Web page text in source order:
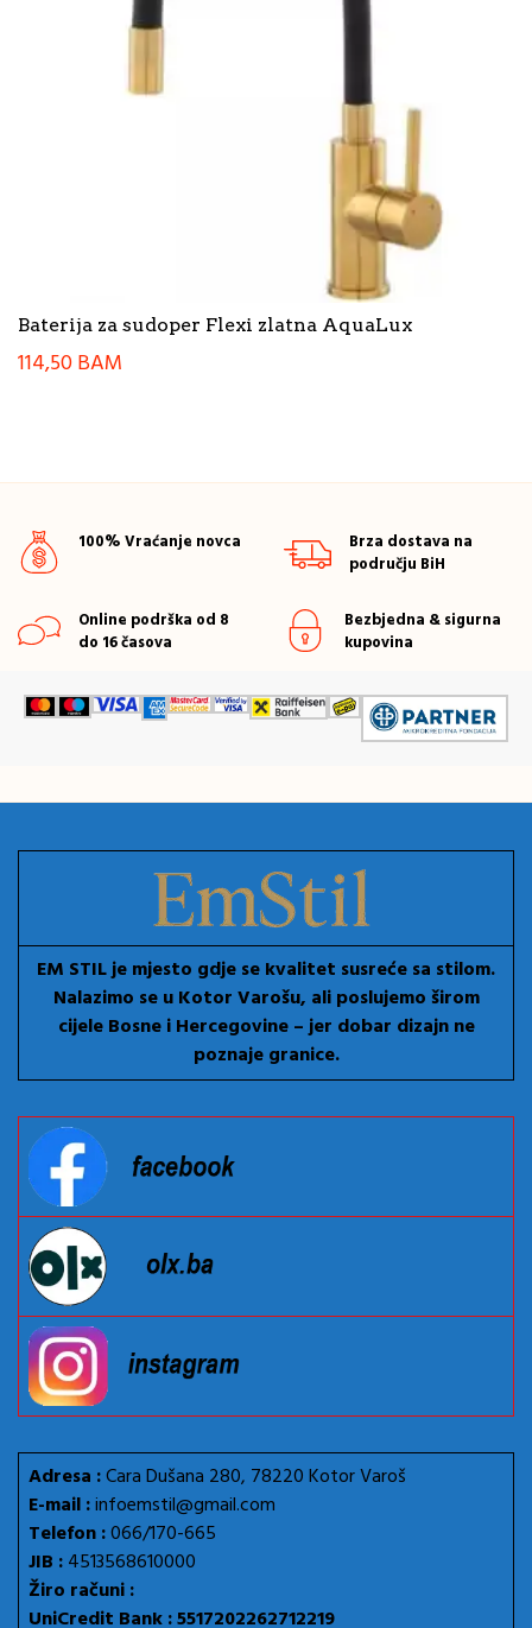
Baterija za sudoper Flexi zlatna AquaLux
114,50BAM
100% Vraćanje novca
Brza dostava na
području BiH
Online podrška od 8
do 16 časova
Bezbjedna & sigurna
kupovina
EM STIL je mjesto gdje se kvalitet susreće sa stilom.
Nalazimo se u Kotor Varošu, ali poslujemo širom
cijele Bosne i Hercegovine – jer dobar dizajn ne
poznaje granice.
Adresa :Cara Dušana 280, 78220 Kotor Varoš
E-mail :infoemstil@gmail.com
Telefon :066/170-665
JIB :4513568610000
Žiro računi :
UniCredit Bank : 5517202262712219